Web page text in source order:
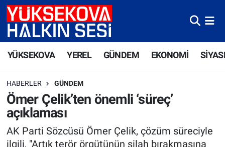
YÜKSEKOVA YEREL GÜNDEM EKONOMİ
HABERLER GÜNDEM
Ömer Çelik’ten önemli ‘süreç’
açıklaması
AK Parti Sözcüsü Ömer Çelik, çözüm süreciyle
ilgili, "Artık terör örgütünün silah bırakmasına
Yüksekova Nöbetçi Eczaneler
Süper Lig Puan Durumu ve Fikstür
Tüm Manşetler